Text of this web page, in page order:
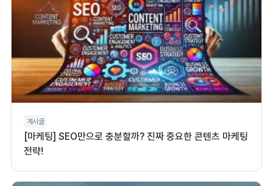
게시글
[마케팅] SEO만으로 충분할까? 진짜 중요한 콘텐츠 마케팅
전략!